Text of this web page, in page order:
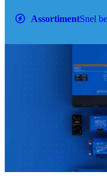
AssortimentSnel